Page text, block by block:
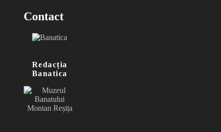
Contact
Redacția
Banatica